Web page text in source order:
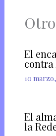
El
10
El
la